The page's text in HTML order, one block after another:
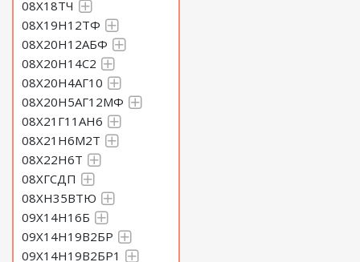
08Х18ТЧ
08Х19Н12ТФ
08Х20Н12АБФ
08Х20Н14С2
08Х20Н4АГ10
08Х20Н5АГ12МФ
08Х21Г11АН6
08Х21Н6М2Т
08Х22Н6Т
08ХГСДП
08ХН35ВТЮ
09Х14Н16Б
09Х14Н19В2БР
09Х14Н19В2БР1